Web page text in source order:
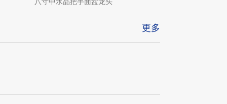
更多